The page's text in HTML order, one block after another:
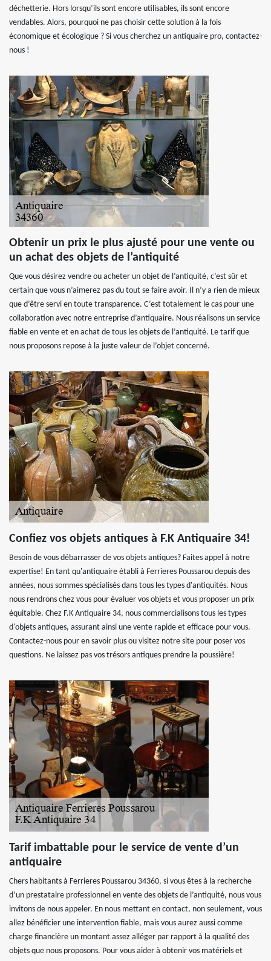
déchetterie. Hors lorsqu’ils sont encore utilisables, ils sont encore
vendables. Alors, pourquoi ne pas choisir cette solution à la fois
économique et écologique ? Si vous cherchez un antiquaire pro, contactez-
nous !
Obtenir un prix le plus ajusté pour une vente ou
un achat des objets de l’antiquité
Que vous désirez vendre ou acheter un objet de l’antiquité, c’est sûr et
certain que vous n’aimerez pas du tout se faire avoir. Il n’y a rien de mieux
que d’être servi en toute transparence. C’est totalement le cas pour une
collaboration avec notre entreprise d’antiquaire. Nous réalisons un service
fiable en vente et en achat de tous les objets de l’antiquité. Le tarif que
nous proposons repose à la juste valeur de l’objet concerné.
Confiez vos objets antiques à F.K Antiquaire 34!
Besoin de vous débarrasser de vos objets antiques? Faites appel à notre
expertise! En tant qu'antiquaire établi à Ferrieres Poussarou depuis des
années, nous sommes spécialisés dans tous les types d'antiquités. Nous
nous rendrons chez vous pour évaluer vos objets et vous proposer un prix
équitable. Chez F.K Antiquaire 34, nous commercialisons tous les types
d'objets antiques, assurant ainsi une vente rapide et efficace pour vous.
Contactez-nous pour en savoir plus ou visitez notre site pour poser vos
questions. Ne laissez pas vos trésors antiques prendre la poussière!
Tarif imbattable pour le service de vente d’un
antiquaire
Chers habitants à Ferrieres Poussarou 34360, si vous êtes à la recherche
d’un prestataire professionnel en vente des objets de l’antiquité, nous vous
invitons de nous appeler. En nous mettant en contact, non seulement, vous
allez bénéficier une intervention fiable, mais vous aurez aussi comme
charge financière un montant assez alléger par rapport à la qualité des
objets que nous proposons. Pour vous aider à obtenir vos matériels et